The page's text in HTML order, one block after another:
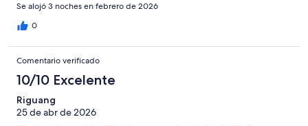
Se alojó 3 noches en febrero de 2026
0
Comentario verificado
10/10 Excelente
Riguang
25 de abr de 2026